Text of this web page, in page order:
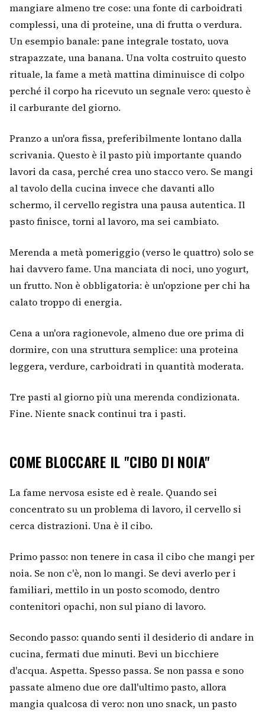
mangiare almeno tre cose: una fonte di carboidrati
complessi, una di proteine, una di frutta o verdura.
Un esempio banale: pane integrale tostato, uova
strapazzate, una banana. Una volta costruito questo
rituale, la fame a metà mattina diminuisce di colpo
perché il corpo ha ricevuto un segnale vero: questo è
il carburante del giorno.
Pranzo a un'ora fissa, preferibilmente lontano dalla
scrivania. Questo è il pasto più importante quando
lavori da casa, perché crea uno stacco vero. Se mangi
al tavolo della cucina invece che davanti allo
schermo, il cervello registra una pausa autentica. Il
pasto finisce, torni al lavoro, ma sei cambiato.
Merenda a metà pomeriggio (verso le quattro) solo se
hai davvero fame. Una manciata di noci, uno yogurt,
un frutto. Non è obbligatoria: è un'opzione per chi ha
calato troppo di energia.
Cena a un'ora ragionevole, almeno due ore prima di
dormire, con una struttura semplice: una proteina
leggera, verdure, carboidrati in quantità moderata.
Tre pasti al giorno più una merenda condizionata.
Fine. Niente snack continui tra i pasti.
COME BLOCCARE IL "CIBO DI NOIA"
La fame nervosa esiste ed è reale. Quando sei
concentrato su un problema di lavoro, il cervello si
cerca distrazioni. Una è il cibo.
Primo passo: non tenere in casa il cibo che mangi per
noia. Se non c'è, non lo mangi. Se devi averlo per i
familiari, mettilo in un posto scomodo, dentro
contenitori opachi, non sul piano di lavoro.
Secondo passo: quando senti il desiderio di andare in
cucina, fermati due minuti. Bevi un bicchiere
d'acqua. Aspetta. Spesso passa. Se non passa e sono
passate almeno due ore dall'ultimo pasto, allora
mangia qualcosa di vero: non uno snack, un pasto